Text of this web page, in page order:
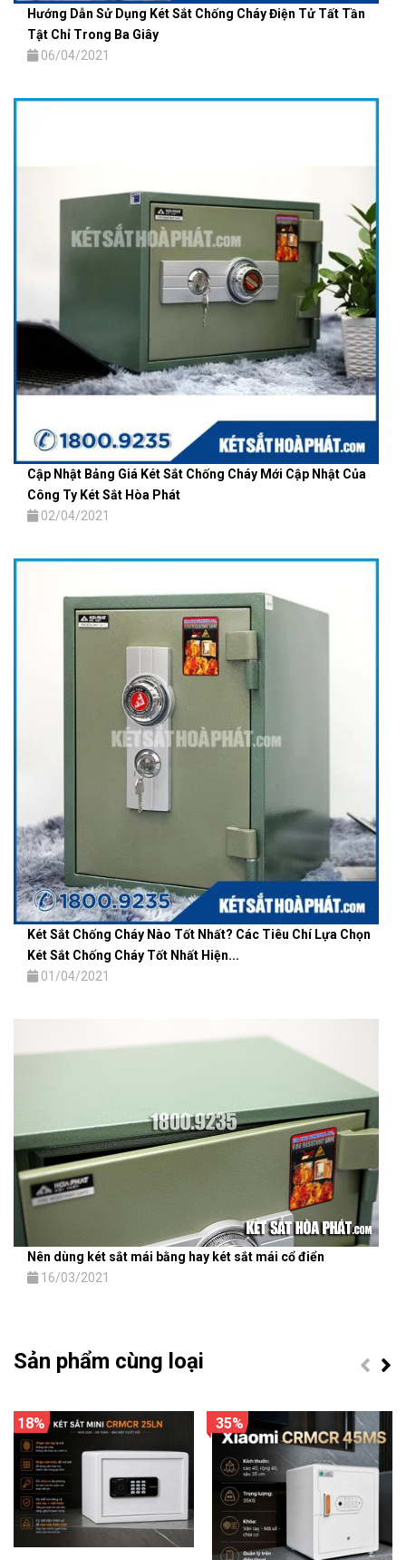
Hướng Dẫn Sử Dụng Két Sắt Chống Cháy Điện Tử Tất Tần
Tật Chỉ Trong Ba Giây
06/04/2021
Cập Nhật Bảng Giá Két Sắt Chống Cháy Mới Cập Nhật Của
Công Ty Két Sắt Hòa Phát
02/04/2021
Két Sắt Chống Cháy Nào Tốt Nhất? Các Tiêu Chí Lựa Chọn
Két Sắt Chống Cháy Tốt Nhất Hiện...
01/04/2021
Nên dùng két sắt mái bằng hay két sắt mái cổ điển
16/03/2021
Sản phẩm cùng loại
18% 35%